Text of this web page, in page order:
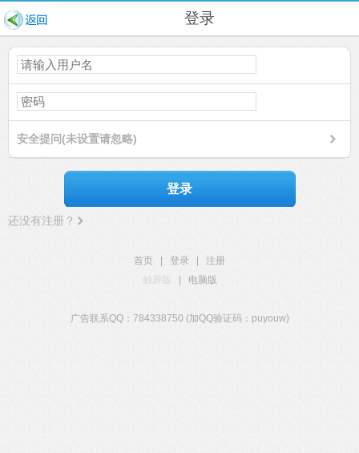
登录
安全提问(未设置请忽略)
登录
还没有注册？
首页 登录
注册
触屏版
电脑版
广告联系QQ：784338750 (加QQ验证码：puyouw)